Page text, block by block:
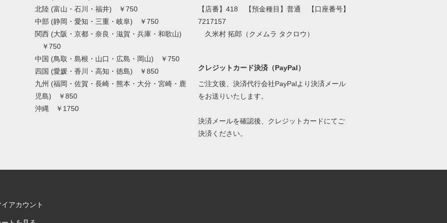
北陸 (富山・石川・福井) ￥750
中部 (静岡・愛知・三重・岐阜) ￥750
関西 (大阪・京都・奈良・滋賀・兵庫・和歌山)
￥750
中国 (鳥取・島根・山口・広島・岡山) ￥750
四国 (愛媛・香川・高知・徳島) ￥850
九州 (福岡・佐賀・長崎・熊本・大分・宮崎・鹿
児島) ￥850
沖縄 ￥1750
【店番】418 【預金種目】普通 【口座番号】
7217157
久米村 拓郎（クメムラ タクロウ）
クレジットカード決済（PayPal）
ご注文後、決済代行会社PayPalより決済メール
をお送りいたします。
決済メールを確認後、クレジットカードにてご
決済ください。
イアカウント